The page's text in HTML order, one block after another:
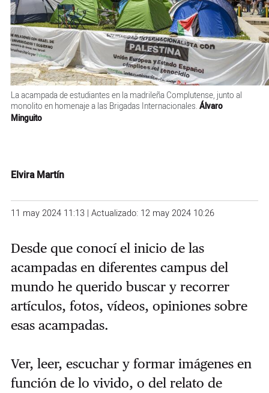
La acampada de estudiantes en la madrileña Complutense, junto al
monolito en homenaje a las Brigadas Internacionales. Álvaro
Minguito
Elvira Martín
11 may 2024 11:13 | Actualizado: 12 may 2024 10:26
Desde que conocí el inicio de las
acampadas en diferentes campus del
mundo he querido buscar y recorrer
artículos, fotos, vídeos, opiniones sobre
esas acampadas.
Ver, leer, escuchar y formar imágenes en
función de lo vivido, o del relato de